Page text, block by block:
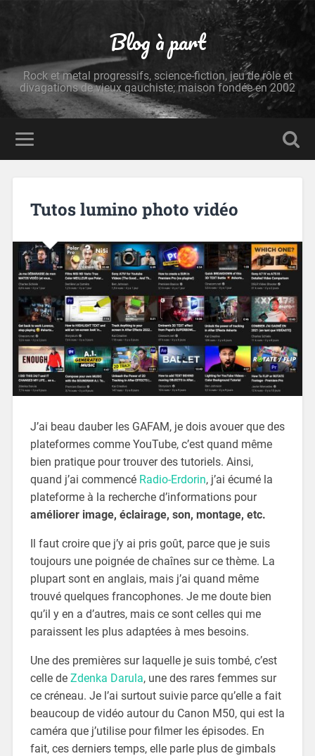
Blog à part
Rock et metal progressifs, science-fiction, jeu de rôle et
divagations de vieux gauchiste; maison fondée en 2002
Tutos lumino photo vidéo
J’ai beau dauber les GAFAM, je dois avouer que des
plateformes comme YouTube, c’est quand même
bien pratique pour trouver des tutoriels. Ainsi,
quand j’ai commencé Radio-Erdorin, j’ai écumé la
plateforme à la recherche d’informations pour
améliorer image, éclairage, son, montage, etc.
Il faut croire que j’y ai pris goût, parce que je suis
toujours une poignée de chaînes sur ce thème. La
plupart sont en anglais, mais j’ai quand même
trouvé quelques francophones. Je me doute bien
qu’il y en a d’autres, mais ce sont celles qui me
paraissent les plus adaptées à mes besoins.
Une des premières sur laquelle je suis tombé, c’est
celle de Zdenka Darula, une des rares femmes sur
ce créneau. Je l’ai surtout suivie parce qu’elle a fait
beaucoup de vidéo autour du Canon M50, qui est la
caméra que j’utilise pour filmer les épisodes. En
fait, ces derniers temps, elle parle plus de gimbals